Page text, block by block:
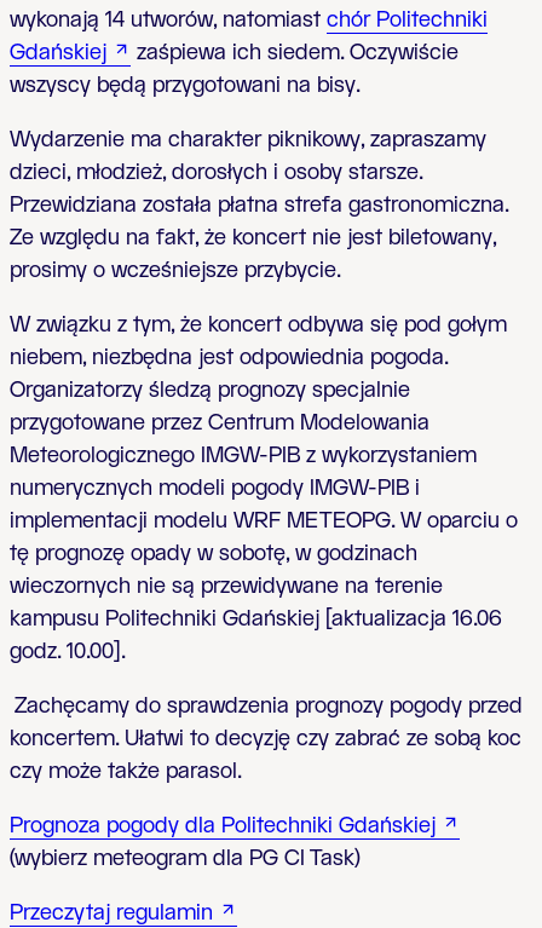
wykonają 14 utworów, natomiast chór Politechniki
Gdańskiej
zaśpiewa ich siedem. Oczywiście
wszyscy będą przygotowani na bisy.
Wydarzenie ma charakter piknikowy, zapraszamy
dzieci, młodzież, dorosłych i osoby starsze.
Przewidziana została płatna strefa gastronomiczna.
Ze względu na fakt, że koncert nie jest biletowany,
prosimy o wcześniejsze przybycie.
W związku z tym, że koncert odbywa się pod gołym
niebem, niezbędna jest odpowiednia pogoda.
Organizatorzy śledzą prognozy specjalnie
przygotowane przez Centrum Modelowania
Meteorologicznego IMGW-PIB z wykorzystaniem
numerycznych modeli pogody IMGW-PIB i
implementacji modelu WRF METEOPG. W oparciu o
tę prognozę opady w sobotę, w godzinach
wieczornych nie są przewidywane na terenie
kampusu Politechniki Gdańskiej [aktualizacja 16.06
godz. 10.00].
Zachęcamy do sprawdzenia prognozy pogody przed
koncertem. Ułatwi to decyzję czy zabrać ze sobą koc
czy może także parasol.
Prognoza pogody dla Politechniki Gdańskiej
(wybierz meteogram dla PG CI Task)
Przeczytaj regulamin